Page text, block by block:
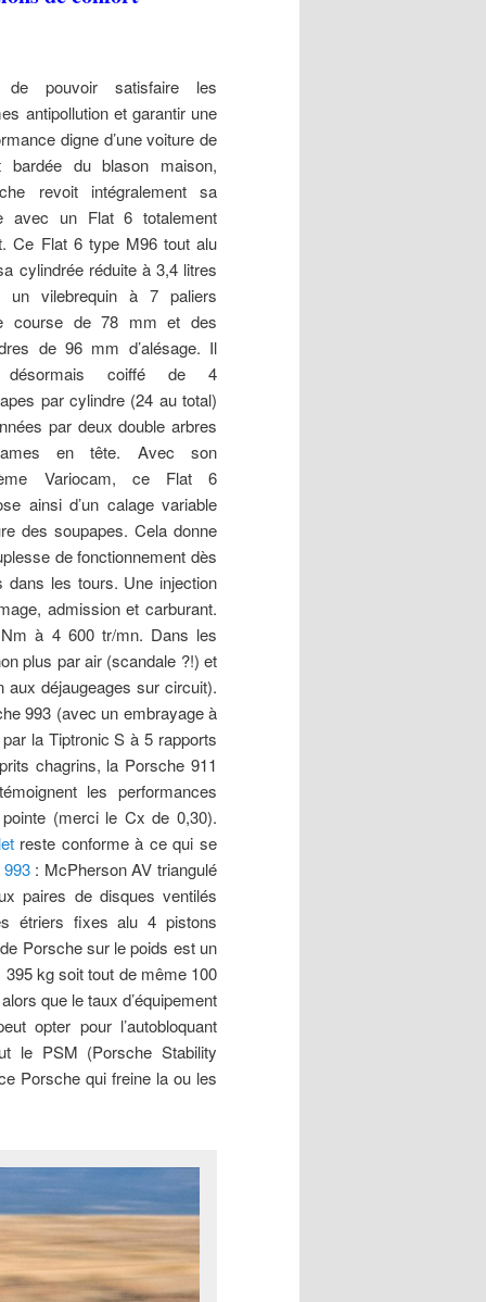
de pouvoir satisfaire les
antipollution et garantir une
digne d’une voiture de
bardée du blason maison,
revoit intégralement sa
avec un Flat 6 totalement
Ce Flat 6 type M96 tout alu
cylindrée réduite à 3,4 litres
un vilebrequin à 7 paliers
course de 78 mm et des
de 96 mm d’alésage. Il
coiffé de 4
par cylindre (24 au total)
par deux double arbres
en tête. Avec son
Variocam, ce Flat 6
ainsi d’un calage variable
des soupapes. Cela donne
de fonctionnement dès
dans les tours. Une injection
admission et carburant.
à 4 600 tr/mn. Dans les
plus par air (scandale ?!) et
aux déjaugeages sur circuit).
993 (avec un embrayage à
la Tiptronic S à 5 rapports
chagrins, la Porsche 911
les performances
(merci le Cx de 0,30).
reste conforme à ce qui se
: McPherson AV triangulé
paires de disques ventilés
étriers fixes alu 4 pistons
Porsche sur le poids est un
kg soit tout de même 100
que le taux d’équipement
opter pour l’autobloquant
le PSM (Porsche Stability
Porsche qui freine la ou les